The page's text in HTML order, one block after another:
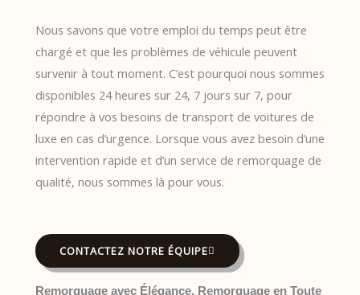
Nous savons que votre emploi du temps peut être
chargé et que les problèmes de véhicule peuvent
survenir à tout moment. C’est pourquoi nous sommes
disponibles 24 heures sur 24, 7 jours sur 7, pour
répondre à vos besoins de transport de voitures de
luxe en cas d’urgence. Lorsque vous avez besoin d’une
intervention rapide et d’un service de remorquage de
qualité, nous sommes là pour vous.
CONTACTEZ NOTRE ÉQUIPE
Remorquage avec Élégance, Remorquage en Toute